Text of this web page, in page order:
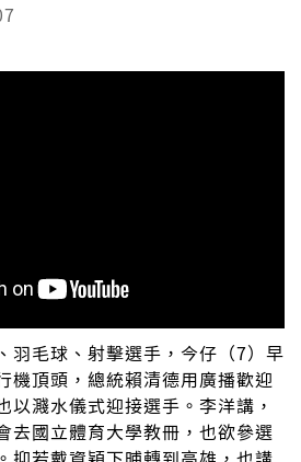
羽毛球、射擊選手，今仔（7）早
機頂頭，總統賴清德用廣播歡迎
以濺水儀式迎接選手。李洋講，
去國立體育大學教冊，也欲參選